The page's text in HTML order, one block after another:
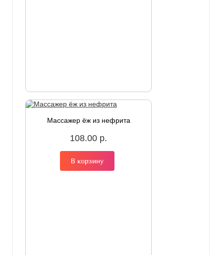
Массажер ёж из нефрита
108.00 р.
В корзину